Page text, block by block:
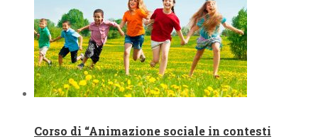
Corso di “Animazione sociale in contesti